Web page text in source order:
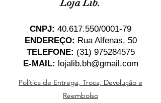
Loja Lib.
CNPJ: 40.617.550/0001-79
ENDEREÇO: Rua Alfenas, 50
TELEFONE: (31) 975284575
E-MAIL: lojalib.bh@gmail.com
Política de Entrega, Troca, Devolução e
Reembolso